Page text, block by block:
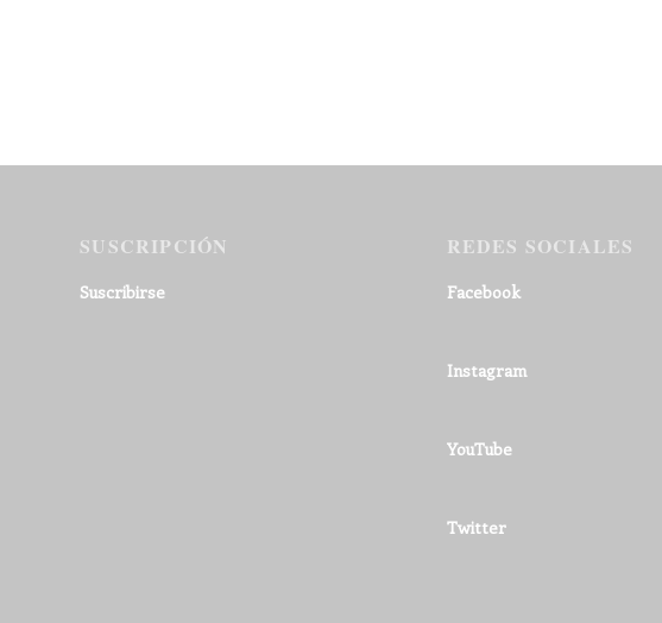
SUSCRIPCIÓN
Suscribirse
REDES SOCIALES
Facebook
Instagram
YouTube
Twitter